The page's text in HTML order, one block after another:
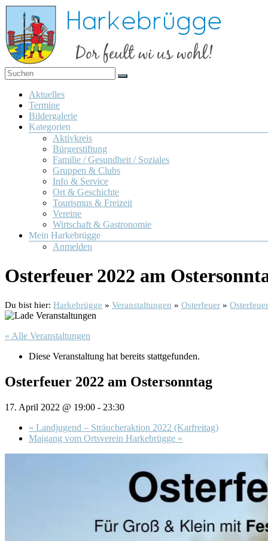
Zum
Inhalt
springen
Harkebrügge
Dor
feult
wi us
wohl!
Menü
Aktuelles
Termine
Bildergalerie
Kategorien
Aktivkreis
Bürgerstiftung
Familie / Gesundheit / Soziales
Gruppen & Clubs
Info & Service
Ort & Geschichte
Tourismus & Freizeit
Vereine
Wirtschaft & Gastronomie
Mein Harkebrügge
Anmelden
Osterfeuer 2022 am
Du bist hier: Harkebrügge » Veranstaltungen » Osterfeuer »
« Alle Veranstaltungen
Diese Veranstaltung hat bereits stattgefunden.
Osterfeuer 2022 am Ostersonntag
17. April 2022 @ 19:00 - 23:30
« Landjugend – Sträucheraktion 2022 (Karfreitag)
Maigang vom Ortsverein Harkebrügge »